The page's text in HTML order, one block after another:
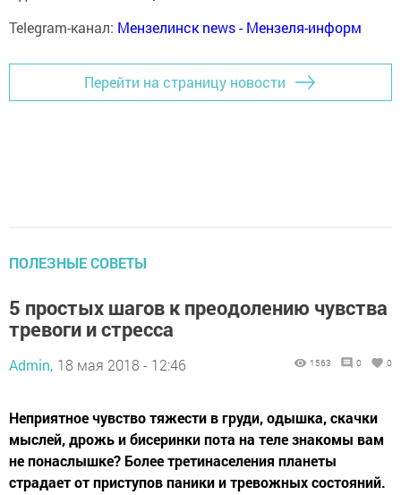
Telegram-канал: Мензелинск news - Мензеля-информ
Перейти на страницу новости
ПОЛЕЗНЫЕ СОВЕТЫ
5 простых шагов к преодолению чувства
тревоги и стресса
Admin, 18 мая 2018 - 12:46 1563 0 0
Неприятное чувство тяжести в груди, одышка, скачки
мыслей, дрожь и бисеринки пота на теле знакомы вам
не понаслышке? Более третинаселения планеты
страдает от приступов паники и тревожных состояний.